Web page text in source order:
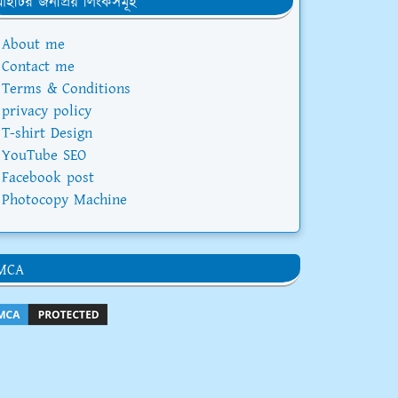
About me
Contact me
Terms & Conditions
privacy policy
T-shirt Design
YouTube SEO
Facebook post
Photocopy Machine